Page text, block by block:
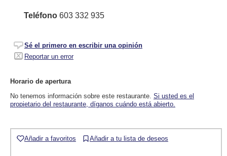
Teléfono 603 332 935
Sé el primero en escribir una opinión
Reportar un error
Horario de apertura
No tenemos información sobre este restaurante. Si usted es el
propietario del restaurante, díganos cuándo está abierto.
Añadir a favoritos Añadir a tu lista de deseos